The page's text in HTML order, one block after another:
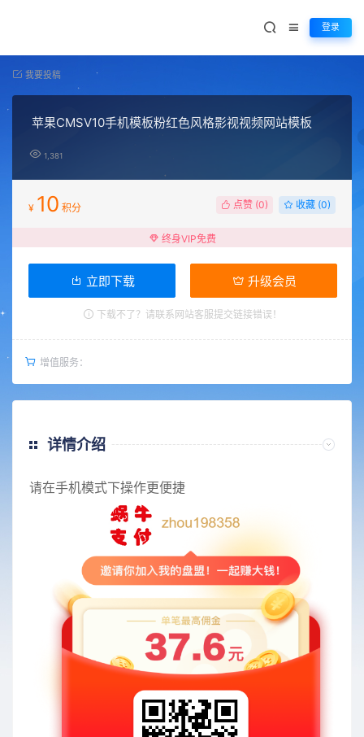
登录
我要投稿
苹果CMSV10手机模板粉红色风格影视视频网站模板
1,381
¥ 10 积分 点赞 (0) 收藏 (0)
终身VIP免费
立即下载 升级会员
下载不了？请联系网站客服提交链接错误！
增值服务：
详情介绍
请在手机模式下操作更便捷